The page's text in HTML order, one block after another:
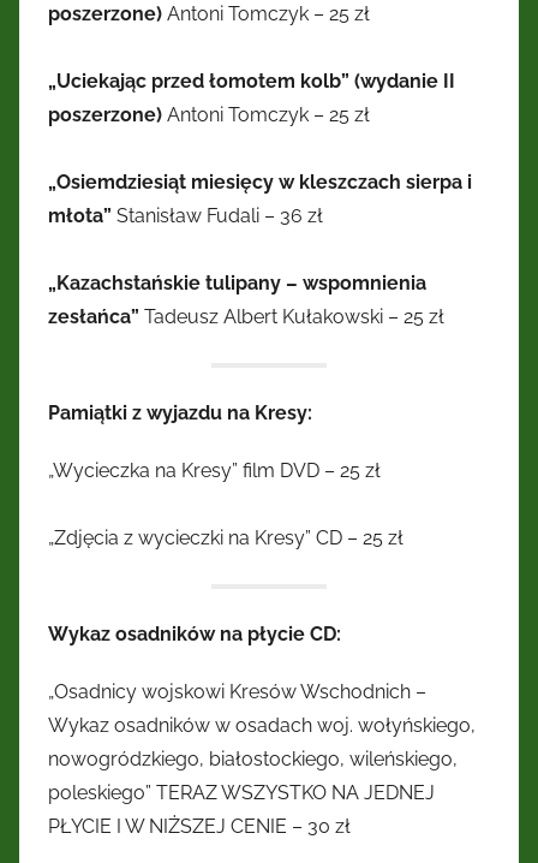
poszerzone) Antoni Tomczyk – 25 zł
„Uciekając przed łomotem kolb” (wydanie II
poszerzone) Antoni Tomczyk – 25 zł
„Osiemdziesiąt miesięcy w kleszczach sierpa i
młota” Stanisław Fudali – 36 zł
„Kazachstańskie tulipany – wspomnienia
zesłańca” Tadeusz Albert Kułakowski – 25 zł
Pamiątki z wyjazdu na Kresy:
„Wycieczka na Kresy” film DVD – 25 zł
„Zdjęcia z wycieczki na Kresy” CD – 25 zł
Wykaz osadników na płycie CD:
„Osadnicy wojskowi Kresów Wschodnich –
Wykaz osadników w osadach woj. wołyńskiego,
nowogródzkiego, białostockiego, wileńskiego,
poleskiego” TERAZ WSZYSTKO NA JEDNEJ
PŁYCIE I W NIŻSZEJ CENIE – 30 zł